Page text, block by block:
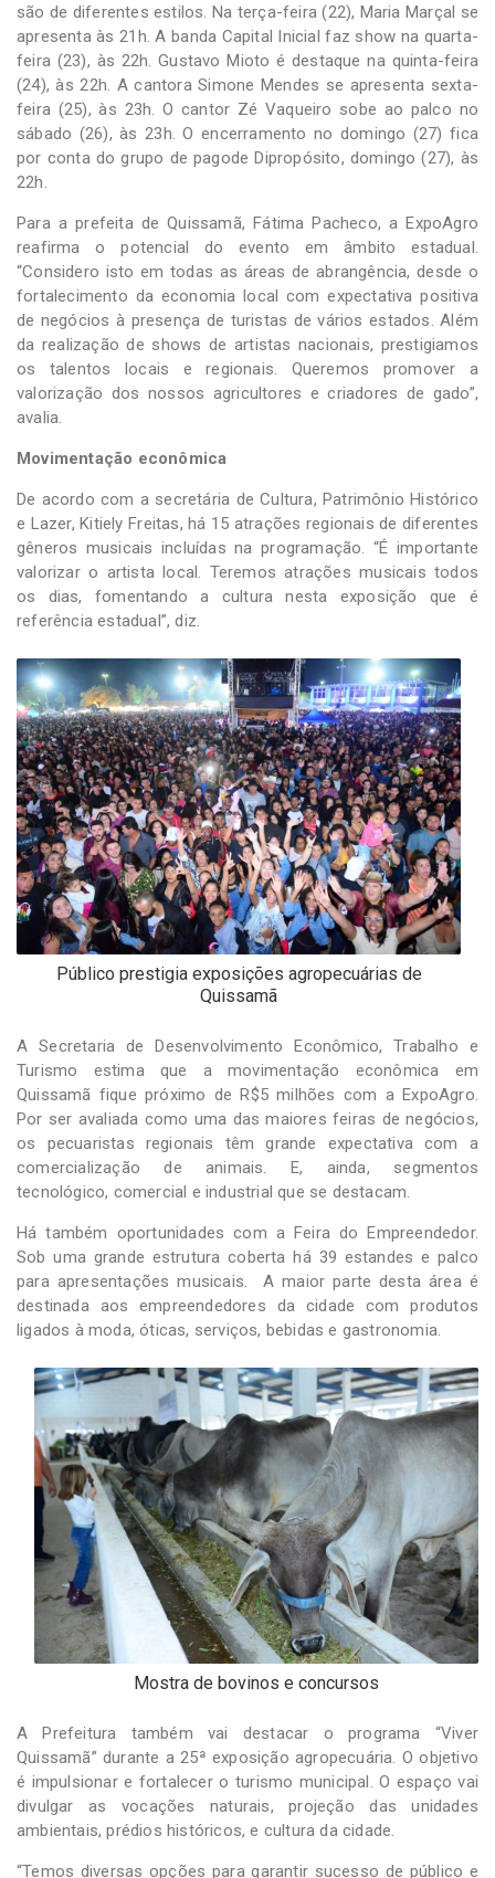
são de diferentes estilos. Na terça-feira (22), Maria Marçal se
apresenta às 21h. A banda Capital Inicial faz show na quarta-
feira (23), às 22h. Gustavo Mioto é destaque na quinta-feira
(24), às 22h. A cantora Simone Mendes se apresenta sexta-
feira (25), às 23h. O cantor Zé Vaqueiro sobe ao palco no
sábado (26), às 23h. O encerramento no domingo (27) fica
por conta do grupo de pagode Dipropósito, domingo (27), às
22h.
Para a prefeita de Quissamã, Fátima Pacheco, a ExpoAgro
reafirma o potencial do evento em âmbito estadual.
“Considero isto em todas as áreas de abrangência, desde o
fortalecimento da economia local com expectativa positiva
de negócios à presença de turistas de vários estados. Além
da realização de shows de artistas nacionais, prestigiamos
os talentos locais e regionais. Queremos promover a
valorização dos nossos agricultores e criadores de gado”,
avalia.
Movimentação econômica
De acordo com a secretária de Cultura, Patrimônio Histórico
e Lazer, Kitiely Freitas, há 15 atrações regionais de diferentes
gêneros musicais incluídas na programação. “É importante
valorizar o artista local. Teremos atrações musicais todos
os dias, fomentando a cultura nesta exposição que é
referência estadual”, diz.
Público prestigia exposições agropecuárias de
Quissamã
A Secretaria de Desenvolvimento Econômico, Trabalho e
Turismo estima que a movimentação econômica em
Quissamã fique próximo de R$5 milhões com a ExpoAgro.
Por ser avaliada como uma das maiores feiras de negócios,
os pecuaristas regionais têm grande expectativa com a
comercialização de animais. E, ainda, segmentos
tecnológico, comercial e industrial que se destacam.
Há também oportunidades com a Feira do Empreendedor.
Sob uma grande estrutura coberta há 39 estandes e palco
para apresentações musicais. A maior parte desta área é
destinada aos empreendedores da cidade com produtos
ligados à moda, óticas, serviços, bebidas e gastronomia.
Mostra de bovinos e concursos
A Prefeitura também vai destacar o programa “Viver
Quissamã” durante a 25ª exposição agropecuária. O objetivo
é impulsionar e fortalecer o turismo municipal. O espaço vai
divulgar as vocações naturais, projeção das unidades
ambientais, prédios históricos, e cultura da cidade.
“Temos diversas opções para garantir sucesso de público e